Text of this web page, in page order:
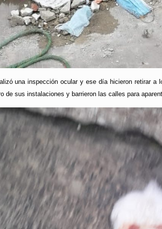
una inspección ocular y ese día hicieron retirar
de sus instalaciones y barrieron las calles para